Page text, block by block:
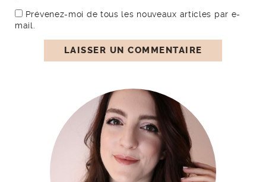
Prévenez-moi de tous les nouveaux articles par e-
mail.